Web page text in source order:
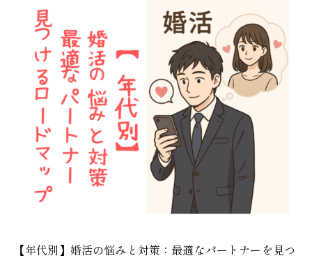
【年代別】婚活の悩みと対策：最適なパートナーを見つ